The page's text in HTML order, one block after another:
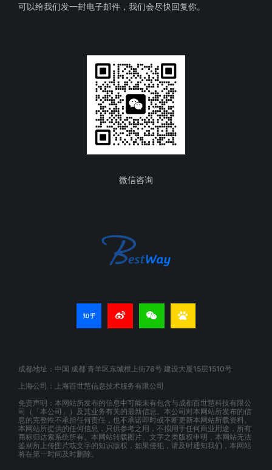
可以给我们发一封电子邮件，我们会尽快回复你。
微信咨询
成都地址：中国 成都 青羊区东城根上街78号 建设大厦15层1510号
上海公司：上海百世慧信息技术服务有限公司
免责声明：本网站所发布的信息中可能未有包含与成都百世慧科技有限公
司（「本公司」）及其业务有关的最新信息。本公司对本网站所发布的信
息的完整性不承担任何责任，也不承诺即时或不断更新本网站所载资料。
本网站所提供的任何信息，只供参考之用，不拟用于任何商业用途，所有
商标归达索系统所有。本网站转载图片、文字之类版权申明，本网站无法
鉴别所上传图片或文字的知识版权，如果侵犯，请及时通知我们，本网站
将在第一时间及时删除。